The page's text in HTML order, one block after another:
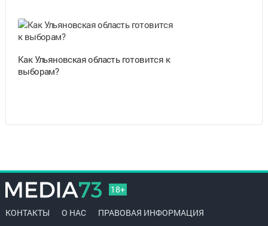
Как Ульяновская область готовится к
выборам?
18+
КОНТАКТЫ О НАС ПРАВОВАЯ ИНФОРМАЦИЯ